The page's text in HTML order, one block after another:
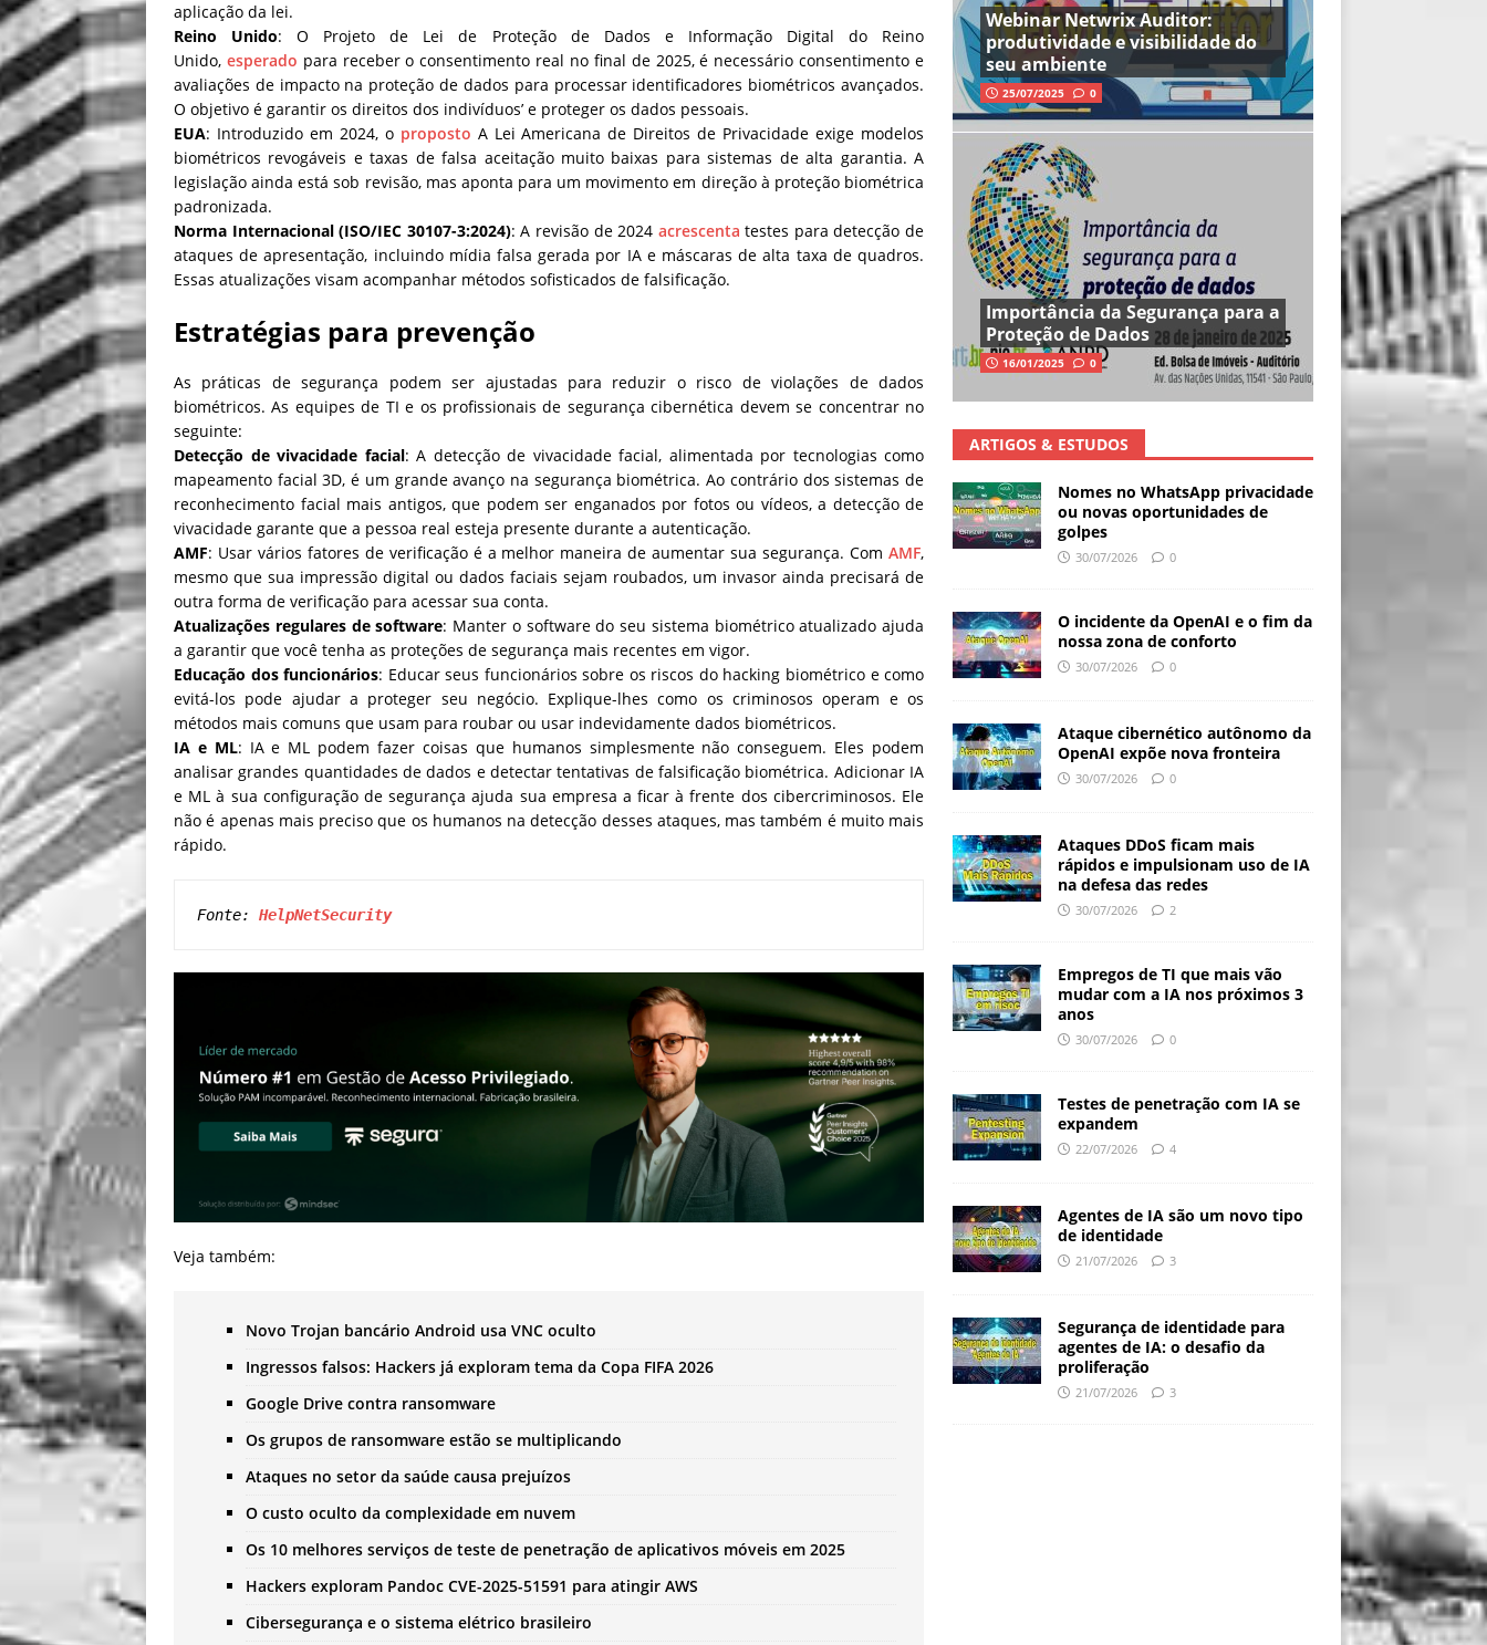
aplicação da lei.
Reino Unido: O Projeto de Lei de Proteção de Dados e Informação Digital do Reino
Unido, esperado para receber o consentimento real no final de 2025, é necessário consentimento e
avaliações de impacto na proteção de dados para processar identificadores biométricos avançados.
O objetivo é garantir os direitos dos indivíduos’ e proteger os dados pessoais.
EUA: Introduzido em 2024, o proposto A Lei Americana de Direitos de Privacidade exige modelos
biométricos revogáveis e taxas de falsa aceitação muito baixas para sistemas de alta garantia. A
legislação ainda está sob revisão, mas aponta para um movimento em direção à proteção biométrica
padronizada.
Norma Internacional (ISO/IEC 30107-3:2024): A revisão de 2024 acrescenta testes para detecção de
ataques de apresentação, incluindo mídia falsa gerada por IA e máscaras de alta taxa de quadros.
Essas atualizações visam acompanhar métodos sofisticados de falsificação.
Estratégias para prevenção
As práticas de segurança podem ser ajustadas para reduzir o risco de violações de dados
biométricos. As equipes de TI e os profissionais de segurança cibernética devem se concentrar no
seguinte:
Detecção de vivacidade facial: A detecção de vivacidade facial, alimentada por tecnologias como
mapeamento facial 3D, é um grande avanço na segurança biométrica. Ao contrário dos sistemas de
reconhecimento facial mais antigos, que podem ser enganados por fotos ou vídeos, a detecção de
vivacidade garante que a pessoa real esteja presente durante a autenticação.
AMF: Usar vários fatores de verificação é a melhor maneira de aumentar sua segurança. ComAMF,
mesmo que sua impressão digital ou dados faciais sejam roubados, um invasor ainda precisará de
outra forma de verificação para acessar sua conta.
Atualizações regulares de software: Manter o software do seu sistema biométrico atualizado ajuda
a garantir que você tenha as proteções de segurança mais recentes em vigor.
Educação dos funcionários: Educar seus funcionários sobre os riscos do hacking biométrico e como
evitá-los pode ajudar a proteger seu negócio. Explique-lhes como os criminosos operam e os
métodos mais comuns que usam para roubar ou usar indevidamente dados biométricos.
IA e ML: IA e ML podem fazer coisas que humanos simplesmente não conseguem. Eles podem
analisar grandes quantidades de dados e detectar tentativas de falsificação biométrica. Adicionar IA
e ML à sua configuração de segurança ajuda sua empresa a ficar à frente dos cibercriminosos. Ele
não é apenas mais preciso que os humanos na detecção desses ataques, mas também é muito mais
rápido.
Fonte: HelpNetSecurity
Veja também:
Novo Trojan bancário Android usa VNC oculto
Ingressos falsos: Hackers já exploram tema da Copa FIFA 2026
Google Drive contra ransomware
Os grupos de ransomware estão se multiplicando
Ataques no setor da saúde causa prejuízos
O custo oculto da complexidade em nuvem
Os 10 melhores serviços de teste de penetração de aplicativos móveis em 2025
Hackers exploram Pandoc CVE-2025-51591 para atingir AWS
Cibersegurança e o sistema elétrico brasileiro
Webinar Netwrix Auditor:
produtividade e visibilidade do
seu ambiente
25/07/2025 0
Importância da Segurança para a
Proteção de Dados
16/01/2025 0
ARTIGOS & ESTUDOS
Nomes no WhatsApp privacidade
ou novas oportunidades de
golpes
30/07/2026 0
O incidente da OpenAI e o fim da
nossa zona de conforto
30/07/2026 0
Ataque cibernético autônomo da
OpenAI expõe nova fronteira
30/07/2026 0
Ataques DDoS ficam mais
rápidos e impulsionam uso de IA
na defesa das redes
30/07/2026 2
Empregos de TI que mais vão
mudar com a IA nos próximos 3
anos
30/07/2026 0
Testes de penetração com IA se
expandem
22/07/2026 4
Agentes de IA são um novo tipo
de identidade
21/07/2026 3
Segurança de identidade para
agentes de IA: o desafio da
proliferação
21/07/2026 3